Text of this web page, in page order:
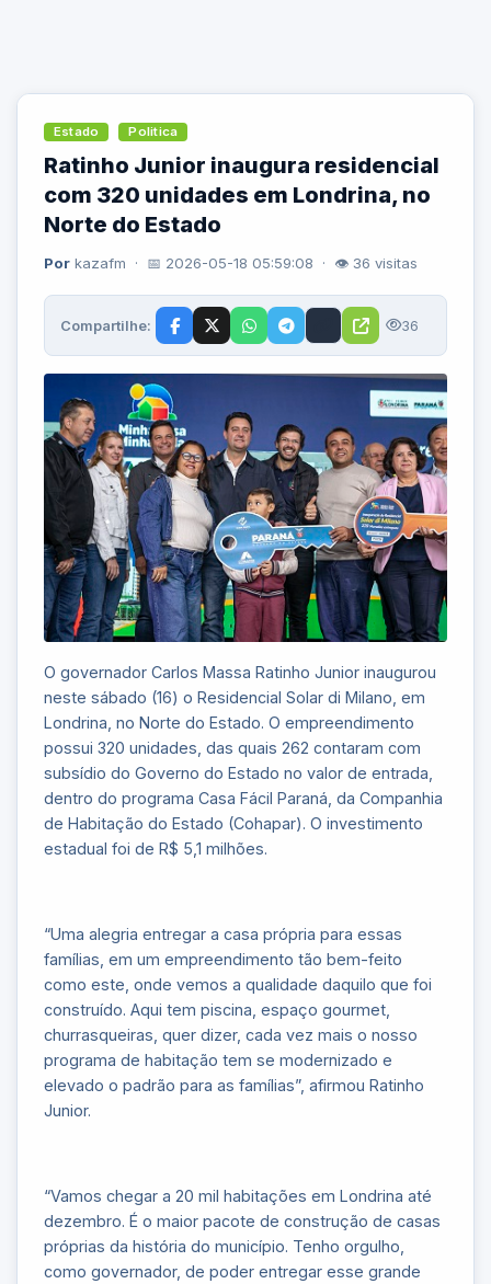
Estado Politica
Ratinho Junior inaugura residencial
com 320 unidades em Londrina, no
Norte do Estado
Por kazafm · 📅 2026-05-18 05:59:08 · 👁 36 visitas
Compartilhe: 36
O governador Carlos Massa Ratinho Junior inaugurou
neste sábado (16) o Residencial Solar di Milano, em
Londrina, no Norte do Estado. O empreendimento
possui 320 unidades, das quais 262 contaram com
subsídio do Governo do Estado no valor de entrada,
dentro do programa Casa Fácil Paraná, da Companhia
de Habitação do Estado (Cohapar). O investimento
estadual foi de R$ 5,1 milhões.
“Uma alegria entregar a casa própria para essas
famílias, em um empreendimento tão bem-feito
como este, onde vemos a qualidade daquilo que foi
construído. Aqui tem piscina, espaço gourmet,
churrasqueiras, quer dizer, cada vez mais o nosso
programa de habitação tem se modernizado e
elevado o padrão para as famílias”, afirmou Ratinho
Junior.
“Vamos chegar a 20 mil habitações em Londrina até
dezembro. É o maior pacote de construção de casas
próprias da história do município. Tenho orgulho,
como governador, de poder entregar esse grande